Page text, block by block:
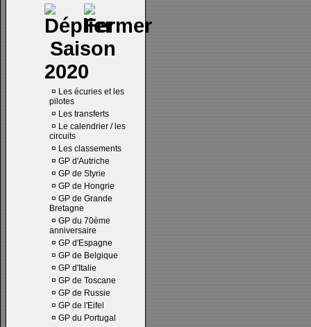
Saison
2020
¤ Les écuries et les
pilotes
¤ Les transferts
¤ Le calendrier / les
circuits
¤ Les classements
¤ GP d'Autriche
¤ GP de Styrie
¤ GP de Hongrie
¤ GP de Grande
Bretagne
¤ GP du 70ème
anniversaire
¤ GP d'Espagne
¤ GP de Belgique
¤ GP d'Italie
¤ GP de Toscane
¤ GP de Russie
¤ GP de l'Eifel
¤ GP du Portugal